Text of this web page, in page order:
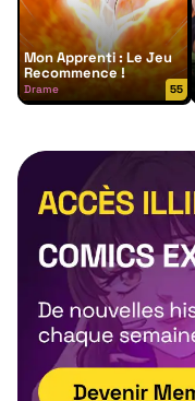
Mon Apprenti : Le Jeu
Recommence !
Drame 55